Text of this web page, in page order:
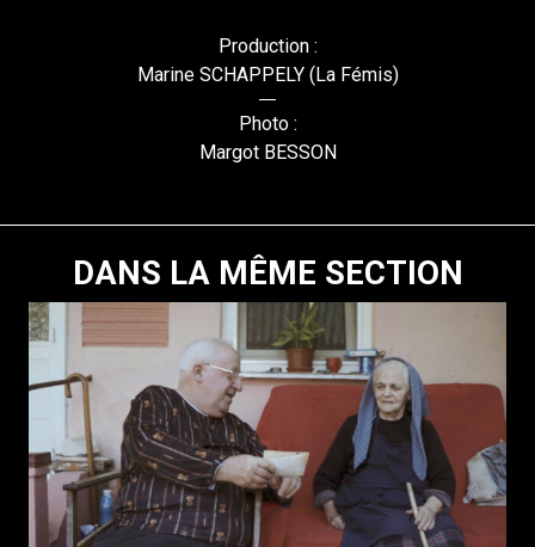
Production :
Marine SCHAPPELY (La Fémis)
Photo :
Margot BESSON
DANS LA MÊME SECTION